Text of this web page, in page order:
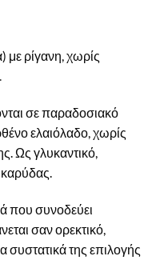
με ρίγανη, χωρίς
σε παραδοσιακό
ελαιόλαδο, χωρίς
Ως γλυκαντικό,
καρύδας.
που συνοδεύει
σαν ορεκτικό,
συστατικά της επιλογής